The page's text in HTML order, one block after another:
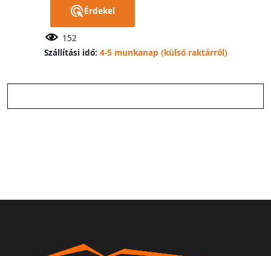
Érdekel
152
Szállítási idő: 4-5 munkanap (külső raktárról)